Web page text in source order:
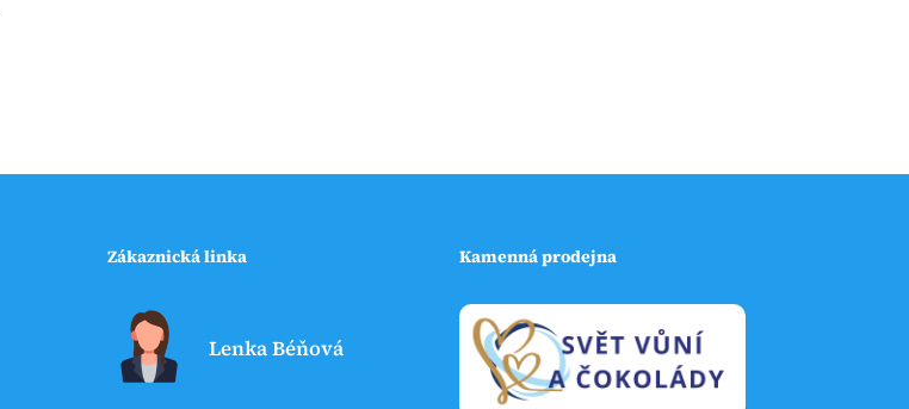
Zákaznická linka
Lenka Béňová
Kamenná prodejna